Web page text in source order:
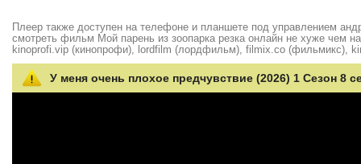
Плеер также доступен на телефоне и планшете под управлением
смотреть фильм Мой парень из зоопарка резка онлайн не хуже чем
kinoprofi.vip (кинопрофи), lordfilm (лордфильм), filmix.co (фильмикс),
У меня очень плохое предчувствие (2026) 1 Сезон 8